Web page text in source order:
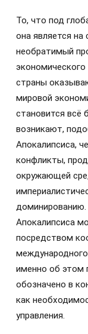
То, что под
она является
необратимый
экономического
страны
мировой
становится всё
возникают,
Апокалипсиса,
конфликты,
окружающей
доминированию.
Апокалипсиса
посредством
именно об этом
обозначено в
как
управления.